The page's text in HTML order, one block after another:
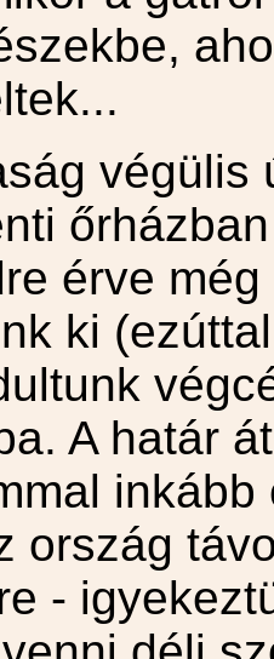
végülis
érve
ki
A határ
ország
-